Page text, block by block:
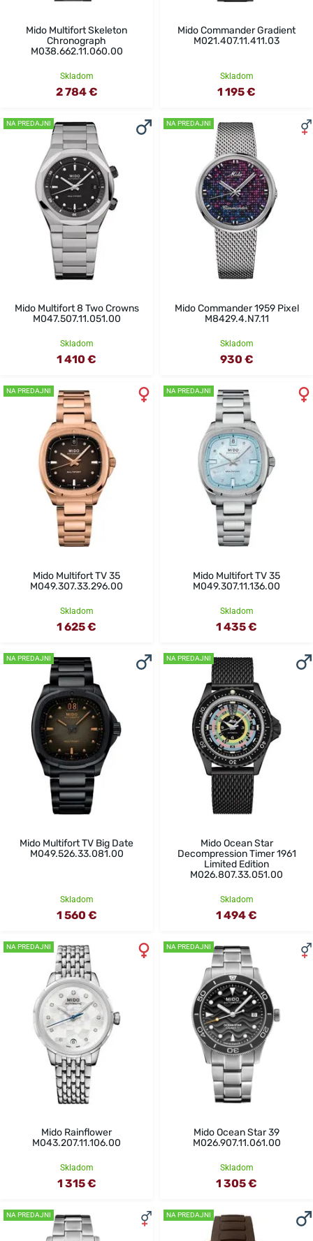
Mido Multifort Skeleton
Chronograph
M038.662.11.060.00
Skladom
2 784 €
Mido Commander Gradient
M021.407.11.411.03
Skladom
1 195 €
NA PREDAJNI
Mido Multifort 8 Two Crowns
M047.507.11.051.00
Skladom
1 410 €
NA PREDAJNI
Mido Commander 1959 Pixel
M8429.4.N7.11
Skladom
930 €
NA PREDAJNI
Mido Multifort TV 35
M049.307.33.296.00
Skladom
1 625 €
NA PREDAJNI
Mido Multifort TV 35
M049.307.11.136.00
Skladom
1 435 €
NA PREDAJNI
Mido Multifort TV Big Date
M049.526.33.081.00
Skladom
1 560 €
NA PREDAJNI
Mido Ocean Star
Decompression Timer 1961
Limited Edition
M026.807.33.051.00
Skladom
1 494 €
NA PREDAJNI
Mido Rainflower
M043.207.11.106.00
Skladom
1 315 €
NA PREDAJNI
Mido Ocean Star 39
M026.907.11.061.00
Skladom
1 305 €
NA PREDAJNI NA PREDAJNI